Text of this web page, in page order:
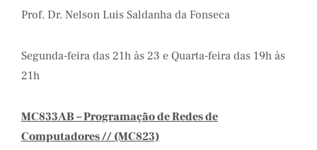
Prof. Dr. Nelson Luis Saldanha da Fonseca
Segunda-feira das 21h às 23 e Quarta-feira das 19h às
21h
MC833AB – Programação de Redes de
Computadores // (MC823)